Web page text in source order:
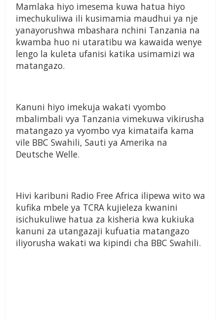
Mamlaka hiyo imesema kuwa hatua hiyo
imechukuliwa ili kusimamia maudhui ya nje
yanayorushwa mbashara nchini Tanzania na
kwamba huo ni utaratibu wa kawaida wenye
lengo la kuleta ufanisi katika usimamizi wa
matangazo.
Kanuni hiyo imekuja wakati vyombo
mbalimbali vya Tanzania vimekuwa vikirusha
matangazo ya vyombo vya kimataifa kama
vile BBC Swahili, Sauti ya Amerika na
Deutsche Welle.
Hivi karibuni Radio Free Africa ilipewa wito wa
kufika mbele ya TCRA kujieleza kwanini
isichukuliwe hatua za kisheria kwa kukiuka
kanuni za utangazaji kufuatia matangazo
iliyorusha wakati wa kipindi cha BBC Swahili.